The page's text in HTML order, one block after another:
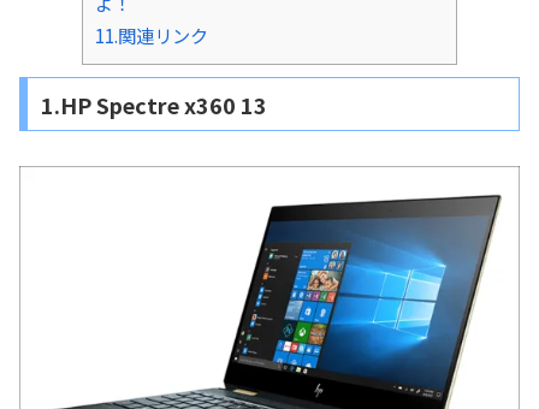
11.関連リンク
1.HP Spectre x360 13